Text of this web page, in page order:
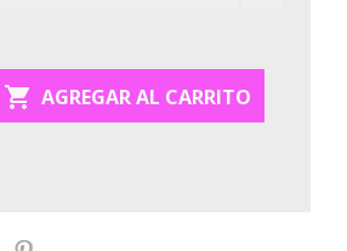
 AGREGAR AL CARRITO